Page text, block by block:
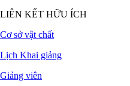
LIÊN KẾT HỮU ÍCH
Cơ sở vật chất
Lịch Khai giảng
Giảng viên